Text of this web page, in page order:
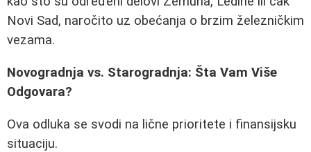
Novi Sad, naročito uz obećanja o brzim železničkim
vezama.
Novogradnja vs. Starogradnja: Šta Vam Više
Odgovara?
Ova odluka se svodi na lične prioritete i finansijsku
situaciju.